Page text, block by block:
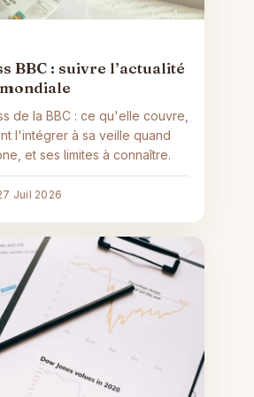
BBC : suivre l’actualité
de la BBC : ce qu'elle couvre,
l'intégrer à sa veille quand
et ses limites à connaître.
Juil 2026